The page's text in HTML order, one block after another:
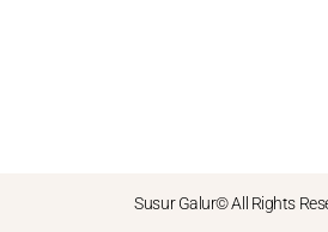
Susur Galur© All Rights